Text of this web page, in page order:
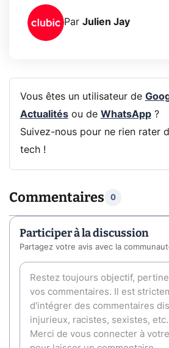
Par Julien Jay
Vous êtes un utilisateur de
Actualitésou de WhatsApp?
Suivez-nous pour ne rien rater
tech !
Commentaires 0
Participer à la discussion
Partagez votre avis avec la